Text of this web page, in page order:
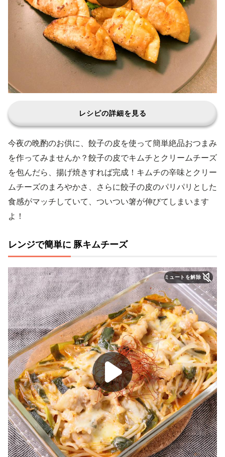
レシピの詳細を見る
今夜の晩酌のお供に、餃子の皮を使って簡単絶品おつまみ
を作ってみませんか？餃子の皮でキムチとクリームチーズ
を包んだら、揚げ焼きすれば完成！キムチの辛味とクリー
ムチーズのまろやかさ、さらに餃子の皮のパリパリとした
食感がマッチしていて、ついつい箸が伸びてしまいます
よ！
レンジで簡単に 豚キムチーズ
ミュートを解除